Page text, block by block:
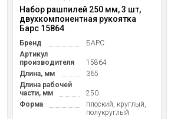
Набор рашпилей 250 мм, 3 шт,
двухкомпонентная рукоятка
Барс 15864
Бренд
БАРС
Артикул
производителя
15864
Длина, мм
365
Длина рабочей
части, мм
250
Форма
плоский, круглый,
полукруглый